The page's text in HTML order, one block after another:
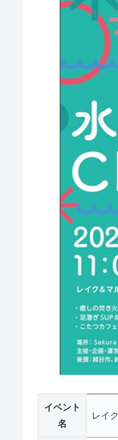
イベント
名
レイ